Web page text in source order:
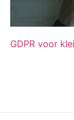
GDPR voor